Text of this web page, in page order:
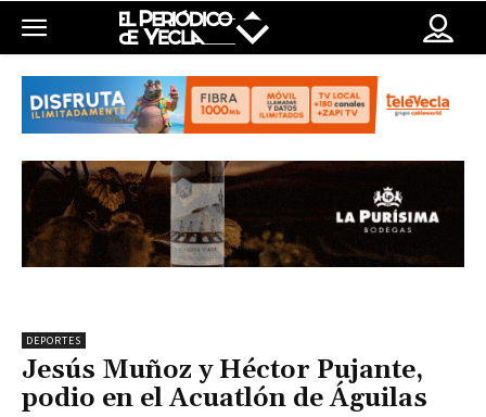
DEPORTES
Jesús Muñoz y Héctor Pujante,
podio en el Acuatlón de Águilas